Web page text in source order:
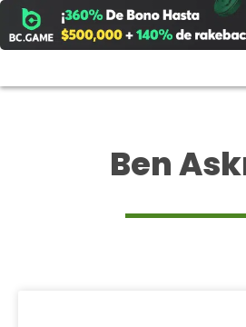
al
contenido
Ben